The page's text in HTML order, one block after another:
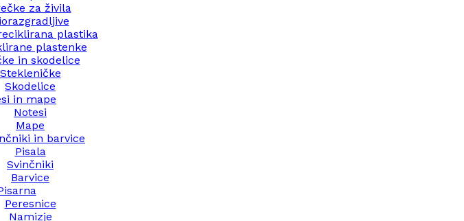
za živila
plastika
plastenke
in skodelice
Stekleničke
Skodelice
in mape
Notesi
Mape
in barvice
Pisala
Svinčniki
Barvice
Peresnice
Namizje